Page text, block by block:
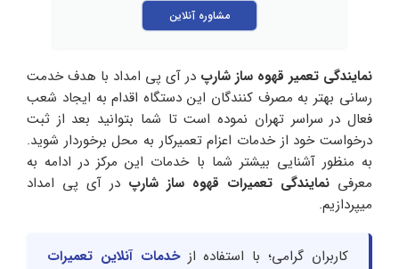
مشاوره آنلاین
نمایندگی تعمیر قهوه ساز شارپ در آی پی امداد با هدف خدمت
رسانی بهتر به مصرف کنندگان این دستگاه اقدام به ایجاد شعب
فعال در سراسر تهران نموده است تا شما بتوانید بعد از ثبت
درخواست خود از خدمات اعزام تعمیرکار به محل برخوردار شوید.
به منظور آشنایی بیشتر شما با خدمات این مرکز در ادامه به
معرفی نمایندگی تعمیرات قهوه ساز شارپ در آی پی امداد
میپردازیم.
کاربران گرامی؛ با استفاده ازخدمات آنلاین تعمیرات